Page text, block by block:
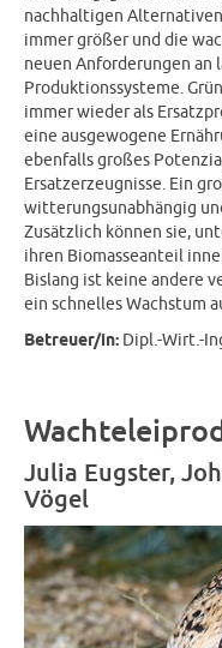
nachhaltigen
immer größer und die
neuen Anforderungen
Produktionssysteme.
immer wieder als
eine ausgewogene
ebenfalls großes
Ersatzerzeugnisse. Ein
witterungsunabhängig
Zusätzlich können sie,
ihren Biomasseanteil
Bislang ist keine andere
ein schnelles Wachstum
Betreuer/in: Dipl.-Wirt.-
Julia Eugster,
Vögel